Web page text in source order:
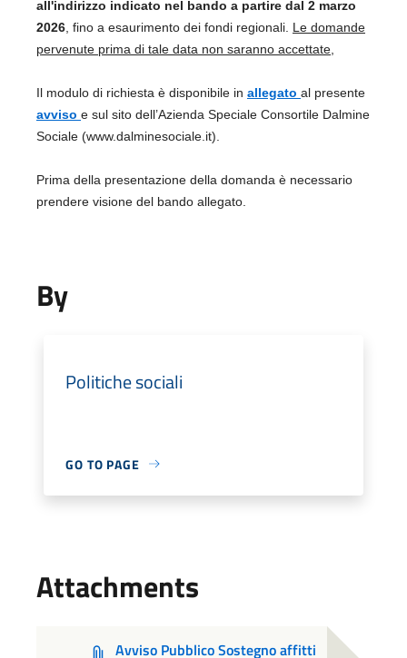
all'indirizzo indicato nel bando a partire dal 2 marzo
2026 , fino a esaurimento dei fondi regionali. Le domande
pervenute prima di tale data non saranno accettate,
Il modulo di richiesta è disponibile in allegato al presente
avviso e sul sito dell’Azienda Speciale Consortile Dalmine
Sociale (www.dalminesociale.it).
Prima della presentazione della domanda è necessario
prendere visione del bando allegato.
By
Politiche sociali
GO TO PAGE
Attachments
Avviso Pubblico Sostegno affitti